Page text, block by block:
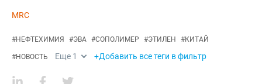
MRC
#НЕФТЕХИМИЯ #ЭВА #СОПОЛИМЕР #ЭТИЛЕН #КИТАЙ
#НОВОСТЬ Еще 1 +Добавить все теги в фильтр